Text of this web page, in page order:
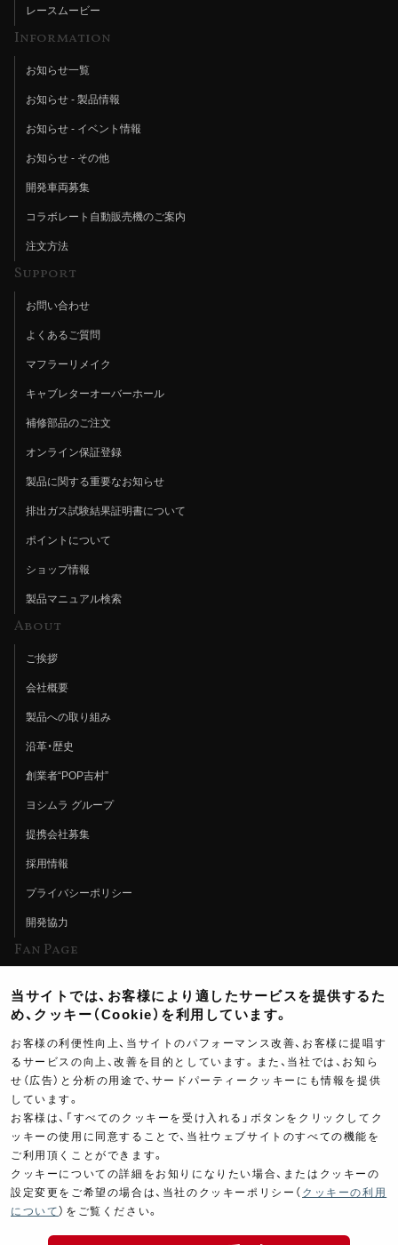
レースムービー
Information
お知らせ一覧
お知らせ - 製品情報
お知らせ - イベント情報
お知らせ - その他
開発車両募集
コラボレート自動販売機のご案内
注文方法
Support
お問い合わせ
よくあるご質問
マフラーリメイク
キャブレターオーバーホール
補修部品のご注文
オンライン保証登録
製品に関する重要なお知らせ
排出ガス試験結果証明書について
ポイントについて
ショップ情報
製品マニュアル検索
About
ご挨拶
会社概要
製品への取り組み
沿革・歴史
創業者“POP吉村”
ヨシムラ グループ
提携会社募集
採用情報
プライバシーポリシー
開発協力
Fan Page
ヨシムラTV
イベント情報
イベントスケジュール
ツーリングブレイクタイム
製品ポスター
当サイトでは、お客様により適したサービスを提供するた
め、クッキー（Cookie）を利用しています。
お客様の利便性向上、当サイトのパフォーマンス改善、お客様に提唱す
るサービスの向上、改善を目的としています。また、当社では、お知ら
せ（広告）と分析の用途で、サードパーティークッキーにも情報を提供
しています。
お客様は、「すべてのクッキーを受け入れる」ボタンをクリックしてク
ッキーの使用に同意することで、当社ウェブサイトのすべての機能を
ご利用頂くことができます。
クッキーについての詳細をお知りになりたい場合、またはクッキーの
設定変更をご希望の場合は、当社のクッキーポリシー（ クッキーの利用
について ）をご覧ください。